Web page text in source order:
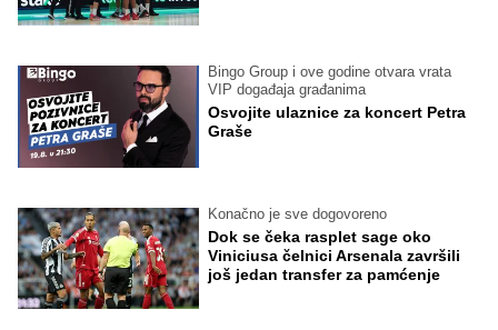
Bingo Group i ove godine otvara vrata
VIP događaja građanima
Osvojite ulaznice za koncert Petra
Graše
Konačno je sve dogovoreno
Dok se čeka rasplet sage oko
Viniciusa čelnici Arsenala završili
još jedan transfer za pamćenje